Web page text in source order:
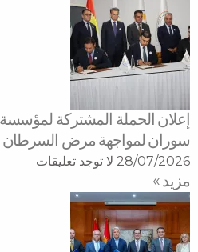
إعلان الحملة المشتركة لمؤسسة
سوران لمواجهة مرض السرطان
28/07/2026 لا توجد تعليقات
مزید »